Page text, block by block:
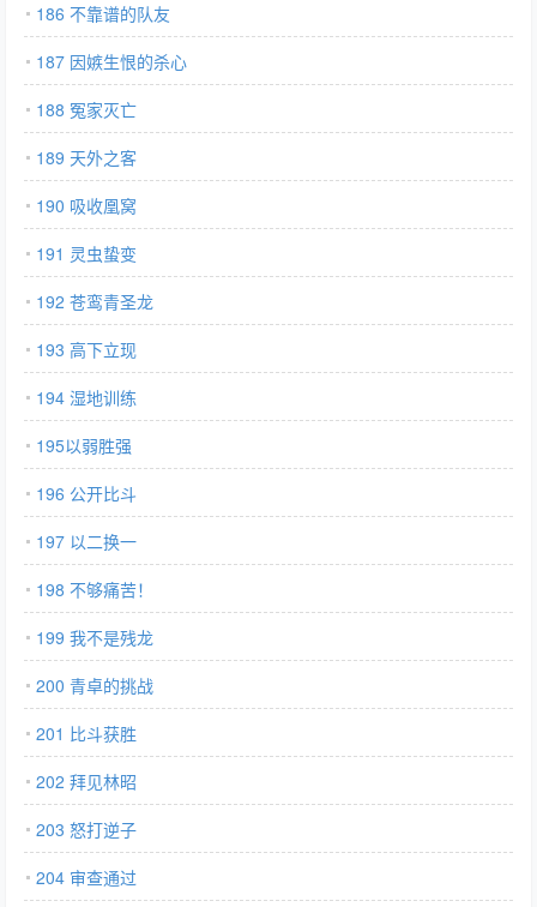
186 不靠谱的队友
187 因嫉生恨的杀心
188 冤家灭亡
189 天外之客
190 吸收凰窝
191 灵虫蛰变
192 苍鸾青圣龙
193 高下立现
194 湿地训练
195以弱胜强
196 公开比斗
197 以二换一
198 不够痛苦！
199 我不是残龙
200 青卓的挑战
201 比斗获胜
202 拜见林昭
203 怒打逆子
204 审查通过